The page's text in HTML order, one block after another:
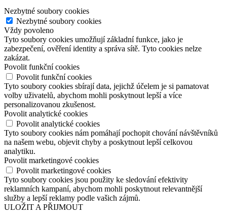
Nezbytné soubory cookies
Nezbytné soubory cookies
Vždy povoleno
Tyto soubory cookies umožňují základní funkce, jako je
zabezpečení, ověření identity a správa sítě. Tyto cookies nelze
zakázat.
Povolit funkční cookies
Povolit funkční cookies
Tyto soubory cookies sbírají data, jejichž účelem je si pamatovat
volby uživatelů, abychom mohli poskytnout lepší a více
personalizovanou zkušenost.
Povolit analytické cookies
Povolit analytické cookies
Tyto soubory cookies nám pomáhají pochopit chování návštěvníků
na našem webu, objevit chyby a poskytnout lepší celkovou
analytiku.
Povolit marketingové cookies
Povolit marketingové cookies
Tyto soubory cookies jsou použity ke sledování efektivity
reklamních kampaní, abychom mohli poskytnout relevantnější
služby a lepší reklamy podle vašich zájmů.
ULOŽIT A PŘIJMOUT